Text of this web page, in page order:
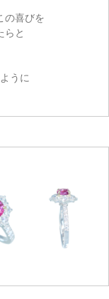
の喜びを
らと
うに